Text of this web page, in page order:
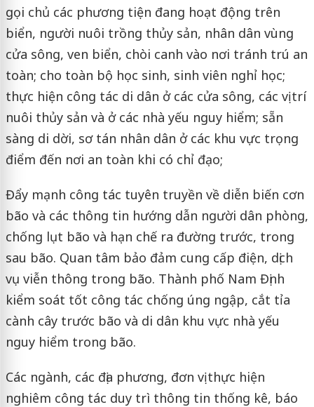
gọi chủ các phương tiện đang hoạt động trên
biển, người nuôi trồng thủy sản, nhân dân vùng
cửa sông, ven biển, chòi canh vào nơi tránh trú an
toàn; cho toàn bộ học sinh, sinh viên nghỉ học;
thực hiện công tác di dân ở các cửa sông, các vị trí
nuôi thủy sản và ở các nhà yếu nguy hiểm; sẵn
sàng di dời, sơ tán nhân dân ở các khu vực trọng
điểm đến nơi an toàn khi có chỉ đạo;
Đẩy mạnh công tác tuyên truyền về diễn biến cơn
bão và các thông tin hướng dẫn người dân phòng,
chống lụt bão và hạn chế ra đường trước, trong
sau bão. Quan tâm bảo đảm cung cấp điện, dịch
vụ viễn thông trong bão. Thành phố Nam Định
kiểm soát tốt công tác chống úng ngập, cắt tỉa
cành cây trước bão và di dân khu vực nhà yếu
nguy hiểm trong bão.
Các ngành, các địa phương, đơn vị thực hiện
nghiêm công tác duy trì thông tin thống kê, báo